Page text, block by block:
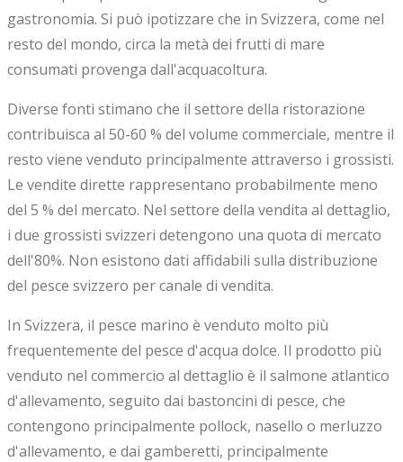
gastronomia. Si può ipotizzare che in Svizzera, come nel
resto del mondo, circa la metà dei frutti di mare
consumati provenga dall'acquacoltura.
Diverse fonti stimano che il settore della ristorazione
contribuisca al 50-60 % del volume commerciale, mentre il
resto viene venduto principalmente attraverso i grossisti.
Le vendite dirette rappresentano probabilmente meno
del 5 % del mercato. Nel settore della vendita al dettaglio,
i due grossisti svizzeri detengono una quota di mercato
dell'80%. Non esistono dati affidabili sulla distribuzione
del pesce svizzero per canale di vendita.
In Svizzera, il pesce marino è venduto molto più
frequentemente del pesce d'acqua dolce. Il prodotto più
venduto nel commercio al dettaglio è il salmone atlantico
d'allevamento, seguito dai bastoncini di pesce, che
contengono principalmente pollock, nasello o merluzzo
d'allevamento, e dai gamberetti, principalmente